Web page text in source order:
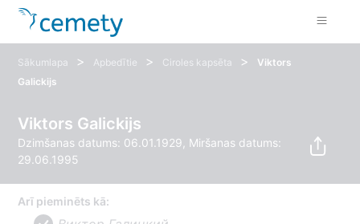
Sākumlapa > Apbedītie > Ciroles kapsēta >
Viktors
Galickijs
Viktors Galickijs
Dzimšanas datums: 06.01.1929, Miršanas datums:
29.06.1995
Arī pieminēts kā: